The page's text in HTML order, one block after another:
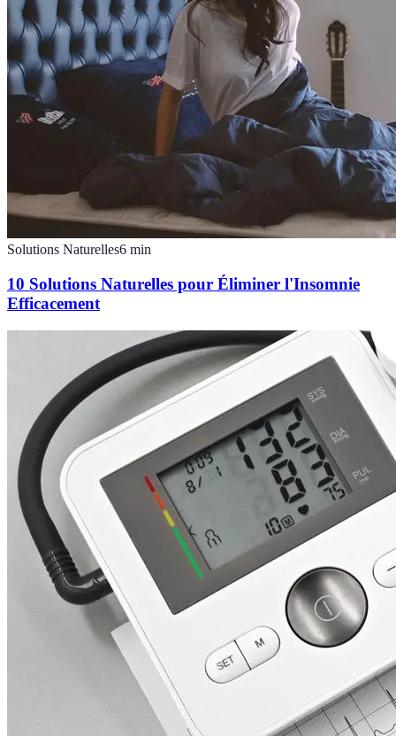
Solutions Naturelles6 min
10 Solutions Naturelles pour Éliminer l'Insomnie
Efficacement